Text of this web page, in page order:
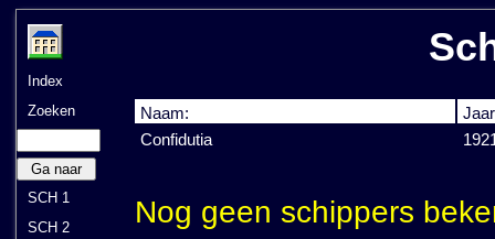
Index
Zoeken
Ga naar
SCH 1
SCH 2
Naam:
Confidutia
Nog geen schippers